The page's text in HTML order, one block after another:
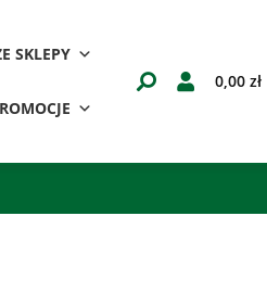
SKLEPY
0,00 zł